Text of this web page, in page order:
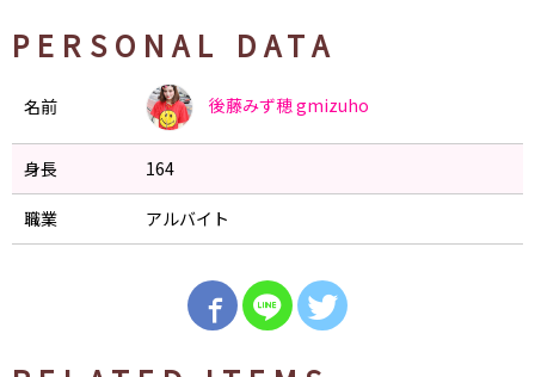
PERSONAL DATA
名前 後藤みず穂gmizuho
身長 164
職業 アルバイト